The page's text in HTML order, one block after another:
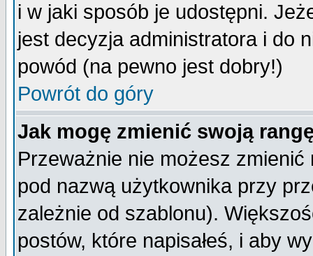
i w jaki sposób je udostępni.
jest decyzja administratora i do
powód (na pewno jest dobry!)
Powrót do góry
Jak mogę zmienić swoją
Przeważnie nie możesz
pod nazwą użytkownika przy
zależnie od szablonu).
postów, które napisałeś, i aby